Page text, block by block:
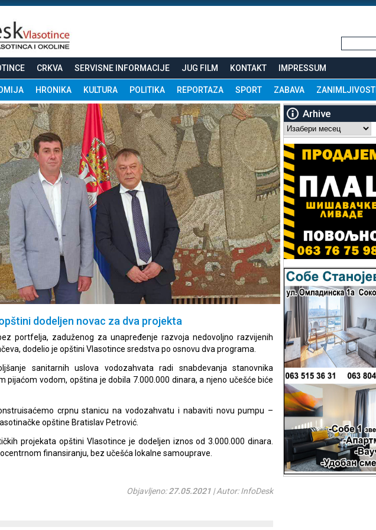
CRKVA SERVISNE INFORMACIJE JUG FILM KONTAKT IMPRESSUM
HRONIKA KULTURA POLITIKA REPORTAZA SPORT ZABAVA ZANIMLJIVOSTI
dodeljen novac za dva projekta
portfelja, zaduženog za unapređenje razvoja nedovoljno razvijenih
dodelio je opštini Vlasotince sredstva po osnovu dva programa.
sanitarnih uslova vodozahvata radi snabdevanja stanovnika
pijaćom vodom, opština je dobila 7.000.000 dinara, a njeno učešće biće
crpnu stanicu na vodozahvatu i nabaviti novu pumpu –
opštine Bratislav Petrović.
projekata opštini Vlasotince je dodeljen iznos od 3.000.000 dinara.
finansiranju, bez učešća lokalne samouprave.
Objavljeno:27.05.2021 | Autor: InfoDesk
Arhive
Arhive